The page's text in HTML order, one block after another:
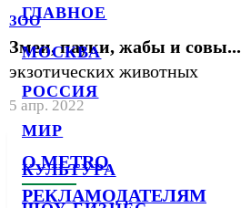
ГЛАВНОЕ
МОСКВА
РОССИЯ
МИР
КУЛЬТУРА
ЗОО
Змеи, пауки, жабы и совы...
экзотических животных
5 апр. 2022
О METRO
РЕКЛАМОДАТЕЛЯМ